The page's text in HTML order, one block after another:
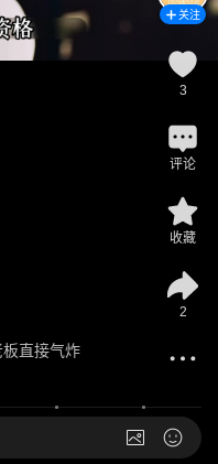
板直接气炸
关注
3
评论
收藏
2